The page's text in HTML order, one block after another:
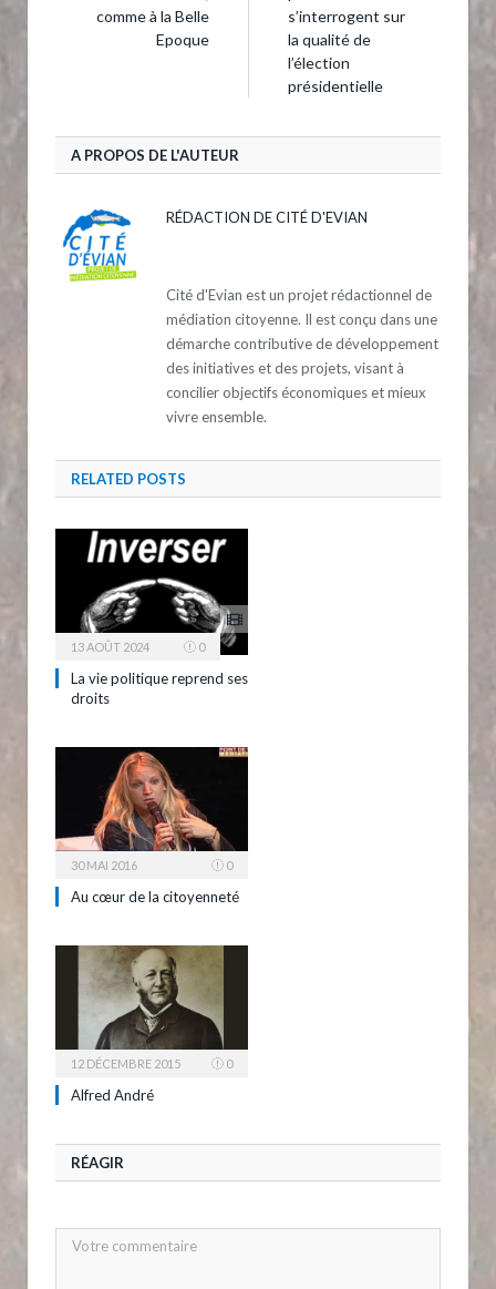
comme à la Belle
Epoque
s’interrogent sur
la qualité de
l’élection
présidentielle
A PROPOS DE L'AUTEUR
RÉDACTION DE CITÉ D'EVIAN
Cité d'Evian est un projet rédactionnel de
médiation citoyenne. Il est conçu dans une
démarche contributive de développement
des initiatives et des projets, visant à
concilier objectifs économiques et mieux
vivre ensemble.
RELATED POSTS
13 AOÛT 2024 0
La vie politique reprend ses
droits
30 MAI 2016 0
Au cœur de la citoyenneté
12 DÉCEMBRE 2015 0
Alfred André
RÉAGIR